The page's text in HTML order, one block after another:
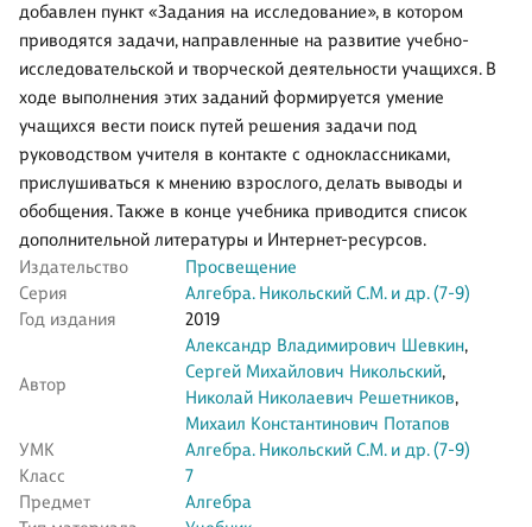
добавлен пункт «Задания на исследование», в котором
приводятся задачи, направленные на развитие учебно-
исследовательской и творческой деятельности учащихся. В
ходе выполнения этих заданий формируется умение
учащихся вести поиск путей решения задачи под
руководством учителя в контакте с одноклассниками,
прислушиваться к мнению взрослого, делать выводы и
обобщения. Также в конце учебника приводится список
дополнительной литературы и Интернет-ресурсов.
Издательство
Просвещение
Серия
Алгебра. Никольский С.М. и др. (7-9)
Год издания
2019
Автор
Александр Владимирович Шевкин,
Сергей Михайлович Никольский,
Николай Николаевич Решетников,
Михаил Константинович Потапов
УМК
Алгебра. Никольский С.М. и др. (7-9)
Класс
7
Предмет
Алгебра